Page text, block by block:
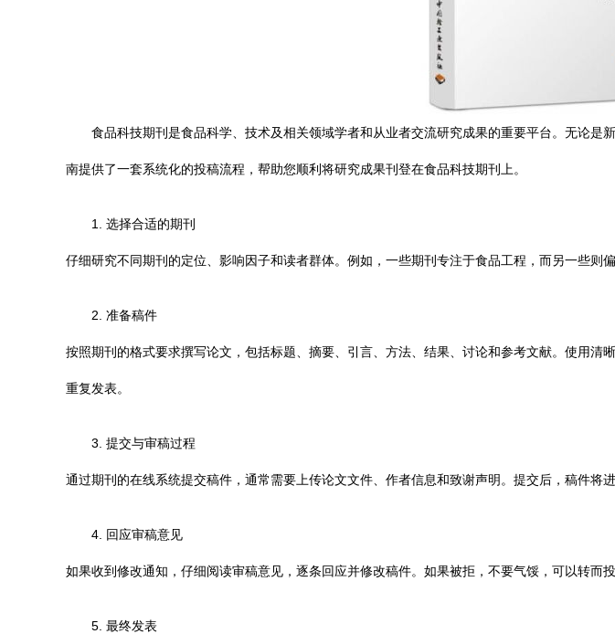
食品科技期刊是食品科学、技术及相关领域学者和从业者交流研究成果的重要平台。无论
南提供了一套系统化的投稿流程，帮助您顺利将研究成果刊登在食品科技期刊上。
1. 选择合适的期刊
仔细研究不同期刊的定位、影响因子和读者群体。例如，一些期刊专注于食品工程，而另一些则
2. 准备稿件
按照期刊的格式要求撰写论文，包括标题、摘要、引言、方法、结果、讨论和参考文献。使用
重复发表。
3. 提交与审稿过程
通过期刊的在线系统提交稿件，通常需要上传论文文件、作者信息和致谢声明。提交后，稿件将
4. 回应审稿意见
如果收到修改通知，仔细阅读审稿意见，逐条回应并修改稿件。如果被拒，不要气馁，可以转而
5. 最终发表